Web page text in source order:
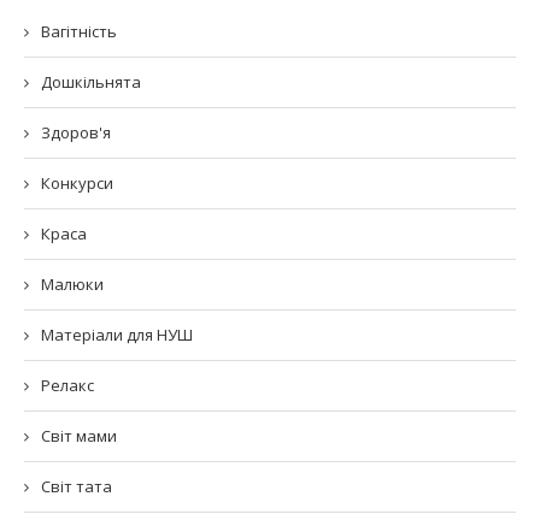
Вагітність
Дошкільнята
Здоров'я
Конкурси
Краса
Малюки
Матеріали для НУШ
Релакс
Світ мами
Світ тата